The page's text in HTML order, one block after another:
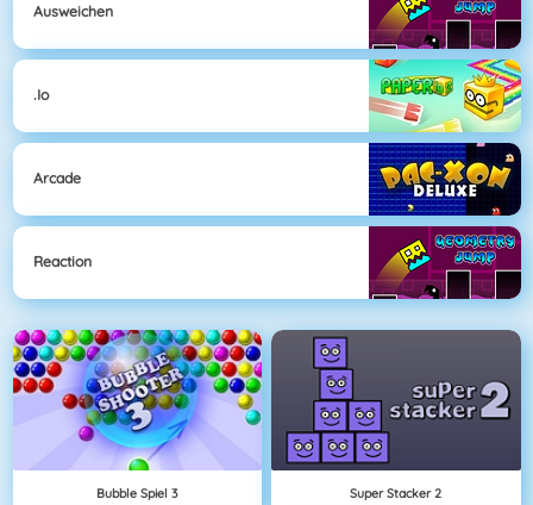
Ausweichen
.io
Arcade
Reaction
Bubble Spiel 3 Super Stacker 2